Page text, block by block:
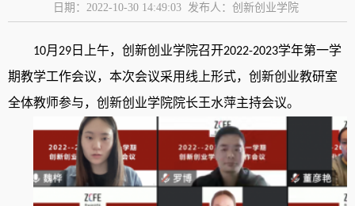
日期：2022-10-30 14:49:03 发布人：创新创业学院
10月 29 日上午， 创新创业学院召开2022-2023学年第一学
期教学工作会议， 本次会议采用线上形式， 创新创业教研室
全体教师参与， 创新创业学院院长王水萍主持会议。